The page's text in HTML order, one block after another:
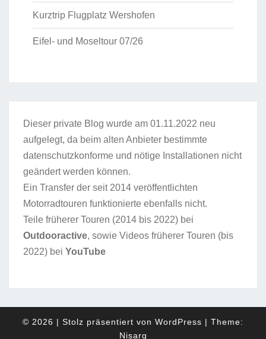
Kurztrip Flugplatz Wershofen
Eifel- und Moseltour 07/26
Dieser private Blog wurde am 01.11.2022 neu
aufgelegt, da beim alten Anbieter bestimmte
datenschutzkonforme und nötige Installationen nicht
geändert werden können.
Ein Transfer der seit 2014 veröffentlichten
Motorradtouren funktionierte ebenfalls nicht.
Teile früherer Touren (2014 bis 2022) bei
Outdooractive, sowie Videos früherer Touren (bis
2022) bei YouTube
© 2026 | Stolz präsentiert von WordPress | Theme:
Nisarg